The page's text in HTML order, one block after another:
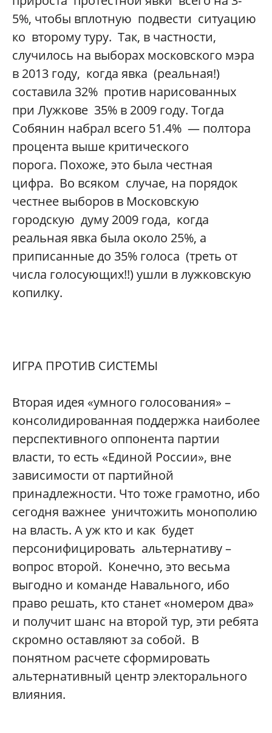
5%, чтобы вплотную подвести ситуацию
ко второму туру. Так, в частности,
случилось на выборах московского мэра
в 2013 году, когда явка (реальная!)
составила 32% против нарисованных
при Лужкове 35% в 2009 году. Тогда
Собянин набрал всего 51.4% — полтора
процента выше критического
порога. Похоже, это была честная
цифра. Во всяком случае, на порядок
честнее выборов в Московскую
городскую думу 2009 года, когда
реальная явка была около 25%, а
приписанные до 35% голоса (треть от
числа голосующих!!) ушли в лужковскую
копилку.
ИГРА ПРОТИВ СИСТЕМЫ
Вторая идея «умного голосования» –
консолидированная поддержка наиболее
перспективного оппонента партии
власти, то есть «Единой России», вне
зависимости от партийной
принадлежности. Что тоже грамотно, ибо
сегодня важнее уничтожить монополию
на власть. А уж кто и как будет
персонифицировать альтернативу –
вопрос второй. Конечно, это весьма
выгодно и команде Навального, ибо
право решать, кто станет «номером два»
и получит шанс на второй тур, эти ребята
скромно оставляют за собой. В
понятном расчете сформировать
альтернативный центр электорального
влияния.